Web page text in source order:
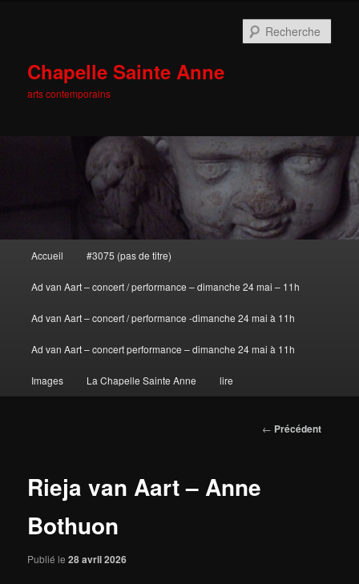
Chapelle Sainte Anne
arts contemporains
Aller au contenu principal
Aller au contenu secondaire
Accueil #3075 (pas de titre)
Ad van Aart – concert / performance – dimanche 24 mai – 11h
Ad van Aart – concert / performance -dimanche 24 mai à 11h
Ad van Aart – concert performance – dimanche 24 mai à 11h
Images La Chapelle Sainte Anne lire
Navigation des
← Précédent
Rieja van Aart – Anne
Bothuon
Publié le28 avril 2026